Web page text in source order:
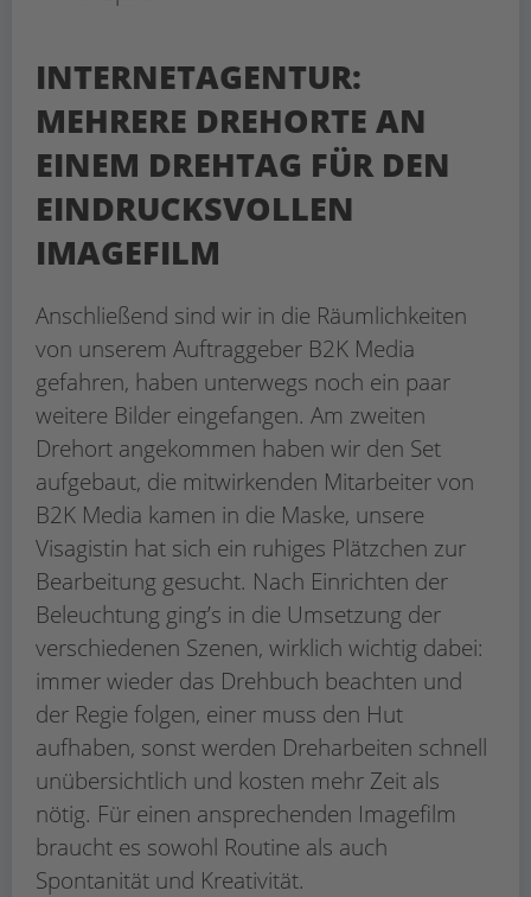
INTERNETAGENTUR:
MEHRERE DREHORTE AN
EINEM DREHTAG FÜR DEN
EINDRUCKSVOLLEN
IMAGEFILM
Anschließend sind wir in die Räumlichkeiten
von unserem Auftraggeber B2K Media
gefahren, haben unterwegs noch ein paar
weitere Bilder eingefangen. Am zweiten
Drehort angekommen haben wir den Set
aufgebaut, die mitwirkenden Mitarbeiter von
B2K Media kamen in die Maske, unsere
Visagistin hat sich ein ruhiges Plätzchen zur
Bearbeitung gesucht. Nach Einrichten der
Beleuchtung ging’s in die Umsetzung der
verschiedenen Szenen, wirklich wichtig dabei:
immer wieder das Drehbuch beachten und
der Regie folgen, einer muss den Hut
aufhaben, sonst werden Dreharbeiten schnell
unübersichtlich und kosten mehr Zeit als
nötig. Für einen ansprechenden Imagefilm
braucht es sowohl Routine als auch
Spontanität und Kreativität.